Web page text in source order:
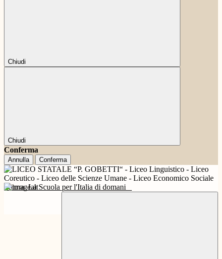
Chiudi
Chiudi
Conferma
Annulla Conferma
Futura La Scuola per l'Italia di domani